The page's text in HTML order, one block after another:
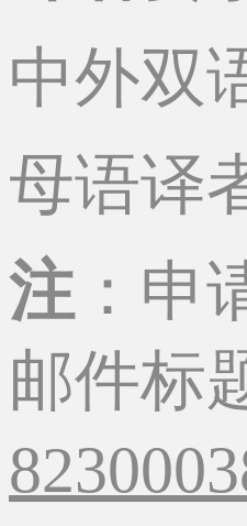
中外双
母语译
注：申
邮件标